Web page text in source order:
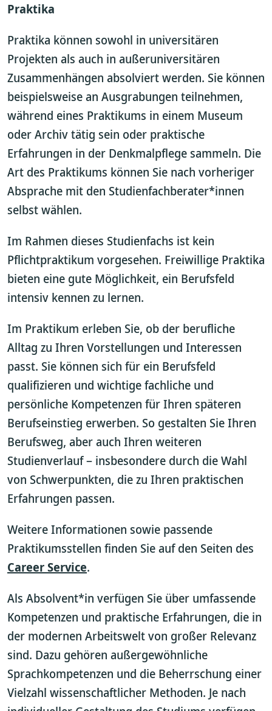
Praktika
Praktika können sowohl in universitären
Projekten als auch in außeruniversitären
Zusammenhängen absolviert werden. Sie können
beispielsweise an Ausgrabungen teilnehmen,
während eines Praktikums in einem Museum
oder Archiv tätig sein oder praktische
Erfahrungen in der Denkmalpflege sammeln. Die
Art des Praktikums können Sie nach vorheriger
Absprache mit den Studienfachberater*innen
selbst wählen.
Im Rahmen dieses Studienfachs ist kein
Pflichtpraktikum vorgesehen. Freiwillige Praktika
bieten eine gute Möglichkeit, ein Berufsfeld
intensiv kennen zu lernen.
Im Praktikum erleben Sie, ob der berufliche
Alltag zu Ihren Vorstellungen und Interessen
passt. Sie können sich für ein Berufsfeld
qualifizieren und wichtige fachliche und
persönliche Kompetenzen für Ihren späteren
Berufseinstieg erwerben. So gestalten Sie Ihren
Berufsweg, aber auch Ihren weiteren
Studienverlauf – insbesondere durch die Wahl
von Schwerpunkten, die zu Ihren praktischen
Erfahrungen passen.
Weitere Informationen sowie passende
Praktikumsstellen finden Sie auf den Seiten des
Career Service.
Als Absolvent*in verfügen Sie über umfassende
Kompetenzen und praktische Erfahrungen, die in
der modernen Arbeitswelt von großer Relevanz
sind. Dazu gehören außergewöhnliche
Sprachkompetenzen und die Beherrschung einer
Vielzahl wissenschaftlicher Methoden. Je nach